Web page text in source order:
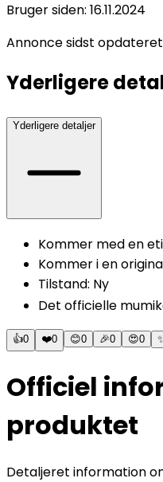
Bruger siden: 16.11.2024
Annonce sidst
Yderligere
Yderligere detaljer
Kommer med en
Kommer i en
Tilstand: Ny
Det officielle
👍0 ❤️0 😊0 🎉0 😍0
Officiel
produktet
Detaljeret information